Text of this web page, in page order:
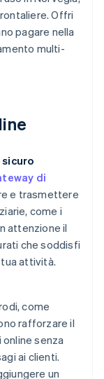
Offri
pagare nella
multi-
di
e trasmettere
come i
attenzione il
che soddisfi
attività.
come
rafforzare il
senza
ai clienti.
un